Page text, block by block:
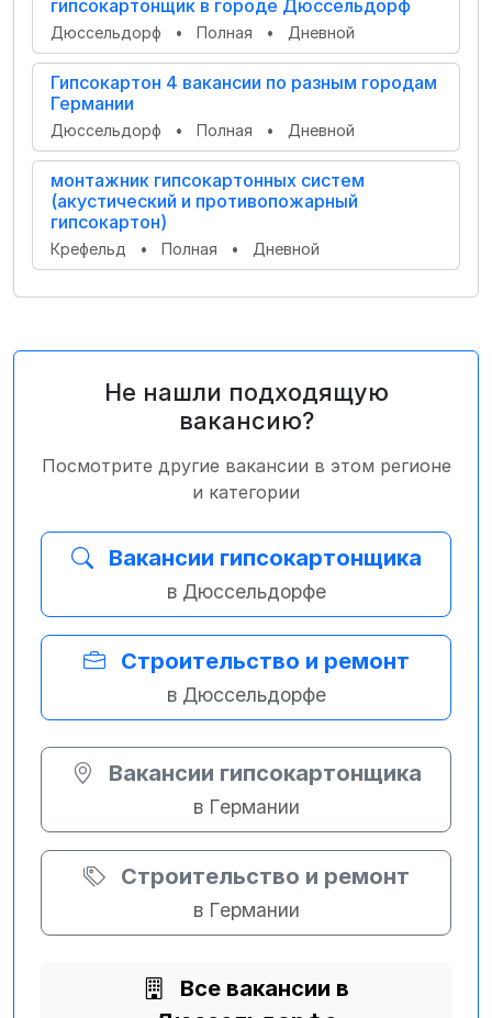
гипсокартонщик в городе Дюссельдорф
Дюссельдорф • Полная • Дневной
Гипсокартон 4 вакансии по разным городам
Германии
Дюссельдорф • Полная • Дневной
монтажник гипсокартонных систем
(акустический и противопожарный
гипсокартон)
Крефельд • Полная • Дневной
Не нашли подходящую
вакансию?
Посмотрите другие вакансии в этом регионе
и категории
Вакансии гипсокартонщика
в Дюссельдорфе
Строительство и ремонт
в Дюссельдорфе
Вакансии гипсокартонщика
в Германии
Строительство и ремонт
в Германии
Все вакансии в